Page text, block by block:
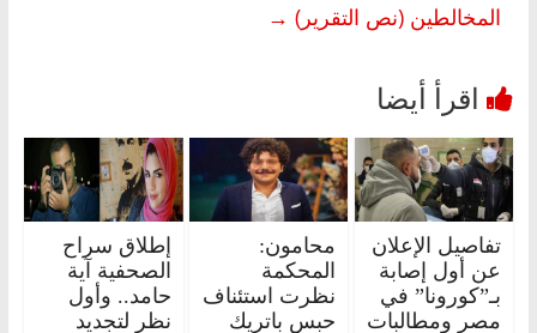
المخالطين (نص التقرير) →
تفاصيل الإعلان
عن أول إصابة
بـ”كورونا” في
مصر ومطالبات
محامون:
المحكمة
نظرت استئناف
حبس باتريك
إطلاق سراح
الصحفية آية
حامد.. وأول
نظر لتجديد